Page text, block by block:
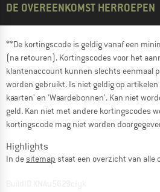
DE OVEREENKOMST HERROEPEN
**De kortingscode is geldig vanaf een
(na retouren). Kortingscodes voor het
klantenaccount kunnen slechts eenmaal
worden gebruikt. Is niet geldig op
kaarten' en 'Waardebonnen'. Kan niet
geld. Kan niet met andere kortingscodes
kortingscode mag niet worden
Highlights
In desitemap staat een overzicht van alle